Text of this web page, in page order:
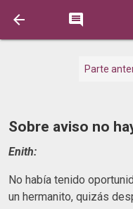
 
Parte
Sobre aviso no
Enith:
No había tenido
un hermanito, quizás